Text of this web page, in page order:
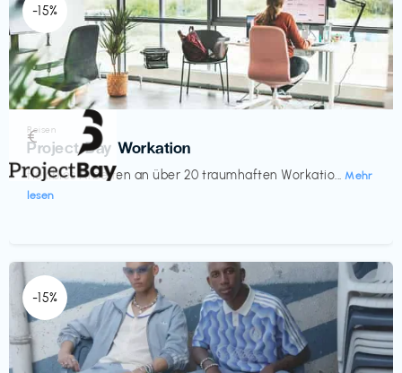
-15%
Reisen
Project Bay Workation
flexibles Arbeiten an über 20 traumhaften Workatio... Mehr
lesen
€‎
-15%